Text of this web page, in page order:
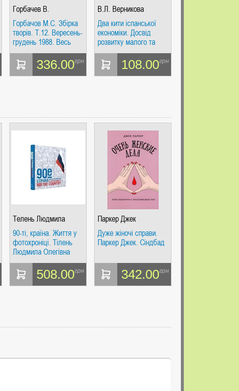
Горбачев В.
Горбачов М.С. Збірка
творів. Т.12. Вересень-
грудень 1988. Весь
світ
336.00грн
В.Л. Верникова
Два кити іспанської
економіки. Досвід
розвитку малого та
середнього бізнесу.
В.Л. Вернікова. Увесь
світ
108.00грн
Телень Людмила
Олеговна
90-ті, країна. Життя у
фотохроніці. Тілень
Людмила Олегівна
508.00грн
Паркер Джек
Дуже жіночі справи.
Паркер Джек. Сіндбад
342.00грн